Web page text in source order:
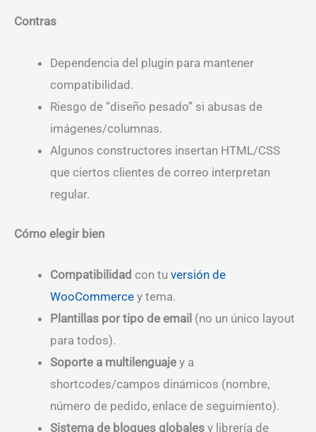
Contras
Dependencia del plugin para mantener
compatibilidad.
Riesgo de “diseño pesado” si abusas de
imágenes/columnas.
Algunos constructores insertan HTML/CSS
que ciertos clientes de correo interpretan
regular.
Cómo elegir bien
Compatibilidad con tu versión de
WooCommerce y tema.
Plantillas por tipo de email (no un único layout
para todos).
Soporte a multilenguaje y a
shortcodes/campos dinámicos (nombre,
número de pedido, enlace de seguimiento).
Sistema de bloques globales y librería de